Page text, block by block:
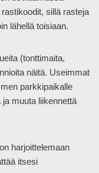
sillä rasteja
lähellä toisiaan.
(tonttimaita,
näitä. Useimmat
parkkipaikalle
muuta liikennettä
harjoittelemaan
itsesi